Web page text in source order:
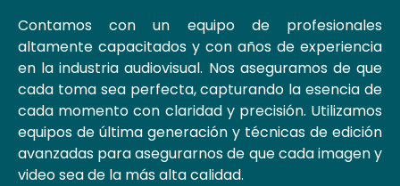
Contamos con un equipo de profesionales
altamente capacitados y con años de experiencia
en la industria audiovisual. Nos aseguramos de que
cada toma sea perfecta, capturando la esencia de
cada momento con claridad y precisión. Utilizamos
equipos de última generación y técnicas de edición
avanzadas para asegurarnos de que cada imagen y
video sea de la más alta calidad.